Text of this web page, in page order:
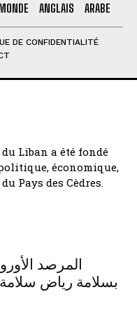
ANGLAIS ARABE
DE CONFIDENTIALITÉ
Liban a été fondé
économique,
Pays des Cèdres.
المرصد
بسلامة رياض